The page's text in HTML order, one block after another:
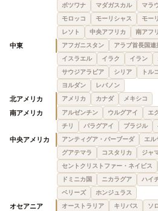
ボツワナ
マダガスカル マラ
モロッコ
モーリシャス モー
レソト
中央アフリカ 南アフ
中東 アフガニスタン アラブ首長国連
イスラエル
イラク イラン
サウジアラビア
シリア トル
ヨルダン
レバノン
北アメリカ アメリカ カナダ メキシコ
南アメリカ アルゼンチン ウルグアイ エ
チリ
パラグアイ ブラジル
中央アメリカ アンティグア・バーブーダ エル
グアテマラ
コスタリカ
ジャ
セントクリストファー・ネイビス
ドミニカ国
ニカラグア ハイ
ベリーズ
ホンジュラス
オセアニア オーストラリア キリバス ソ